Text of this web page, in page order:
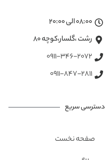
08:00 الی 20:00
رشت ،گلسار،کوچه ۸۰
0911-346-2072
0911-847-2811
دسترسی سریع
صفحه نخست